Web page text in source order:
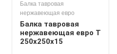
Балка тавровая
нержавеющая евро
Балка тавровая
нержавеющая евро T
250х250х15